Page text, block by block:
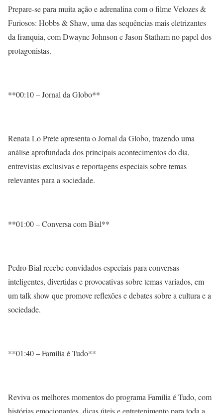
Prepare-se para muita ação e adrenalina com o filme Velozes &
Furiosos: Hobbs & Shaw, uma das sequências mais eletrizantes
da franquia, com Dwayne Johnson e Jason Statham no papel dos
protagonistas.
**00:10 – Jornal da Globo**
Renata Lo Prete apresenta o Jornal da Globo, trazendo uma
análise aprofundada dos principais acontecimentos do dia,
entrevistas exclusivas e reportagens especiais sobre temas
relevantes para a sociedade.
**01:00 – Conversa com Bial**
Pedro Bial recebe convidados especiais para conversas
inteligentes, divertidas e provocativas sobre temas variados, em
um talk show que promove reflexões e debates sobre a cultura e a
sociedade.
**01:40 – Família é Tudo**
Reviva os melhores momentos do programa Família é Tudo, com
histórias emocionantes, dicas úteis e entretenimento para toda a